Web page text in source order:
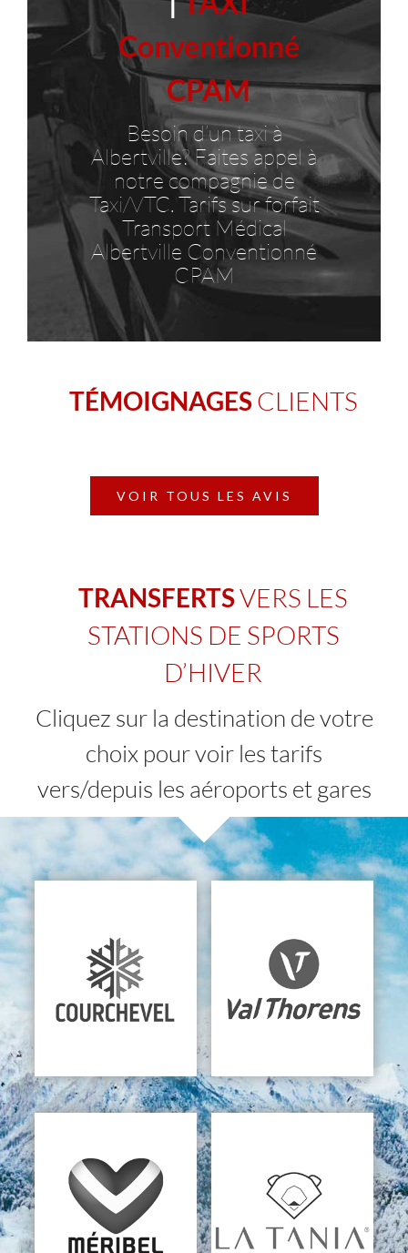
Conventionné
CPAM
Besoin d’un taxi à
Albertville? Faites appel à
notre compagnie de
Taxi/VTC. Tarifs sur forfait
Transport Médical
Albertville Conventionné
CPAM
TÉMOIGNAGESCLIENTS
VOIR TOUS LES AVIS
TRANSFERTSVERS LES
STATIONS DE SPORTS
D’HIVER
Cliquez sur la destination de votre
choix pour voir les tarifs
vers/depuis les aéroports et gares